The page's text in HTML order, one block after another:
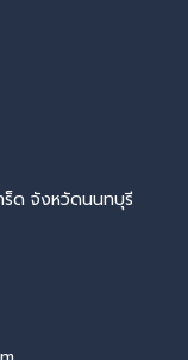
ร็ด จังหวัดนนทบุรี